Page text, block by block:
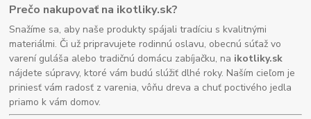
Prečo nakupovať na ikotliky.sk?
Snažíme sa, aby naše produkty spájali tradíciu s kvalitnými
materiálmi. Či už pripravujete rodinnú oslavu, obecnú súťaž vo
varení guláša alebo tradičnú domácu zabíjačku, na ikotliky.sk
nájdete súpravy, ktoré vám budú slúžiť dlhé roky. Naším cieľom je
priniesť vám radosť z varenia, vôňu dreva a chuť poctivého jedla
priamo k vám domov.